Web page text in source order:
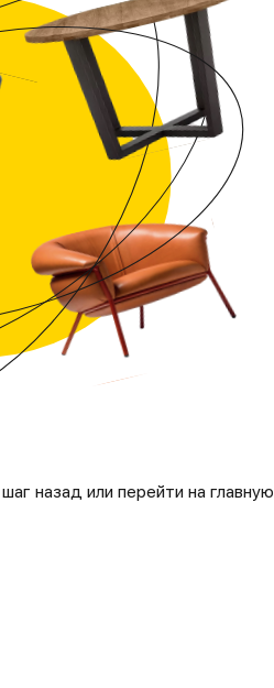
назад или перейти на главную